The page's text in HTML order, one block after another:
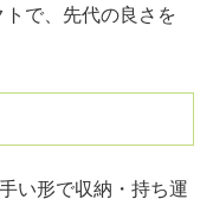
で、先代の良さを
い形で収納・持ち運